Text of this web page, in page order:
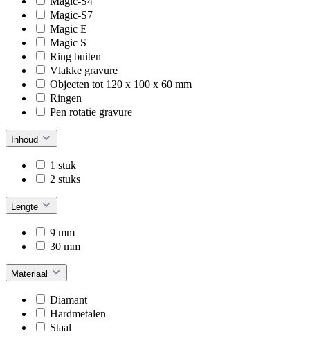
Magic-S7
Magic E
Magic S
Ring buiten
Vlakke gravure
Objecten tot 120 x 100 x 60 mm
Ringen
Pen rotatie gravure
Inhoud
1 stuk
2 stuks
Lengte
9 mm
30 mm
Materiaal
Diamant
Hardmetalen
Staal